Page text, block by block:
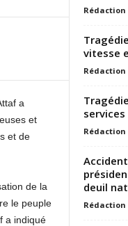
a
et
et de
de la
le peuple
a indiqué
Rédaction
vitesse
Rédaction
Rédaction
deuil
Rédaction